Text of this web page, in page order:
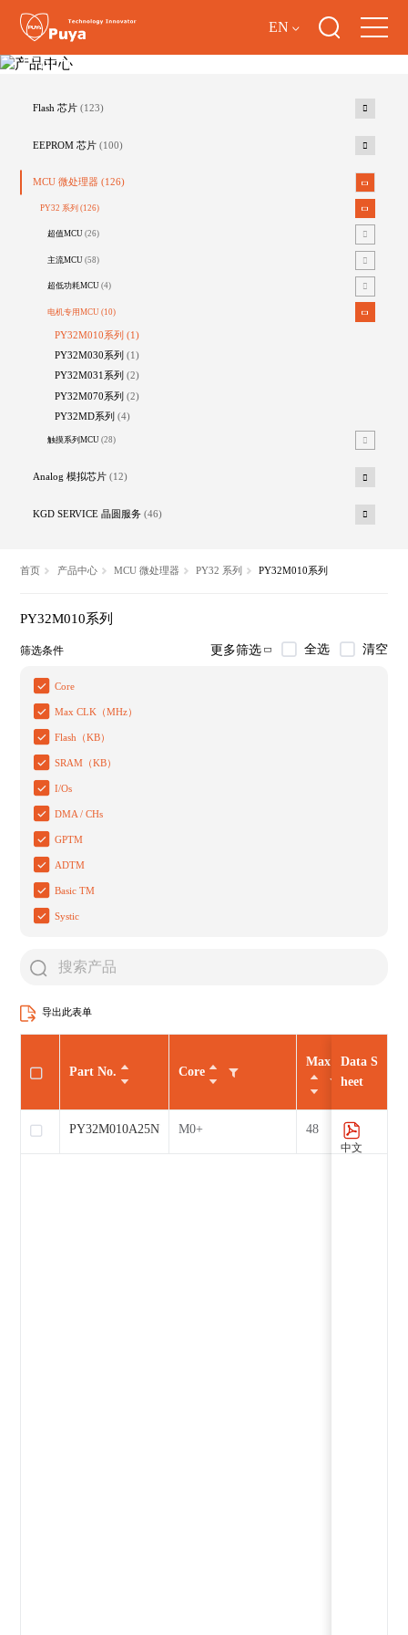
EN
产品中心
Flash 芯片 (123)
EEPROM 芯片 (100)
MCU 微处理器 (126)
PY32 系列(126)
超值MCU(26)
主流MCU(58)
超低功耗MCU(4)
电机专用MCU(10)
PY32M010系列(1)
PY32M030系列(1)
PY32M031系列(2)
PY32M070系列(2)
PY32MD系列(4)
触摸系列MCU(28)
Analog 模拟芯片 (12)
KGD SERVICE 晶圆服务 (46)
首页 产品中心 MCU 微处理器 PY32 系列 PY32M010系列
PY32M010系列
筛选条件 更多筛选 全选 清空
Core
Max CLK（MHz）
Flash（KB）
SRAM（KB）
I/Os
DMA / CHs
GPTM
ADTM
Basic TM
Systic
导出此表单
Core
Max CLK（MHz
M0+ 48
Part No.
PY32M010A25N7
Data S
heet
中文